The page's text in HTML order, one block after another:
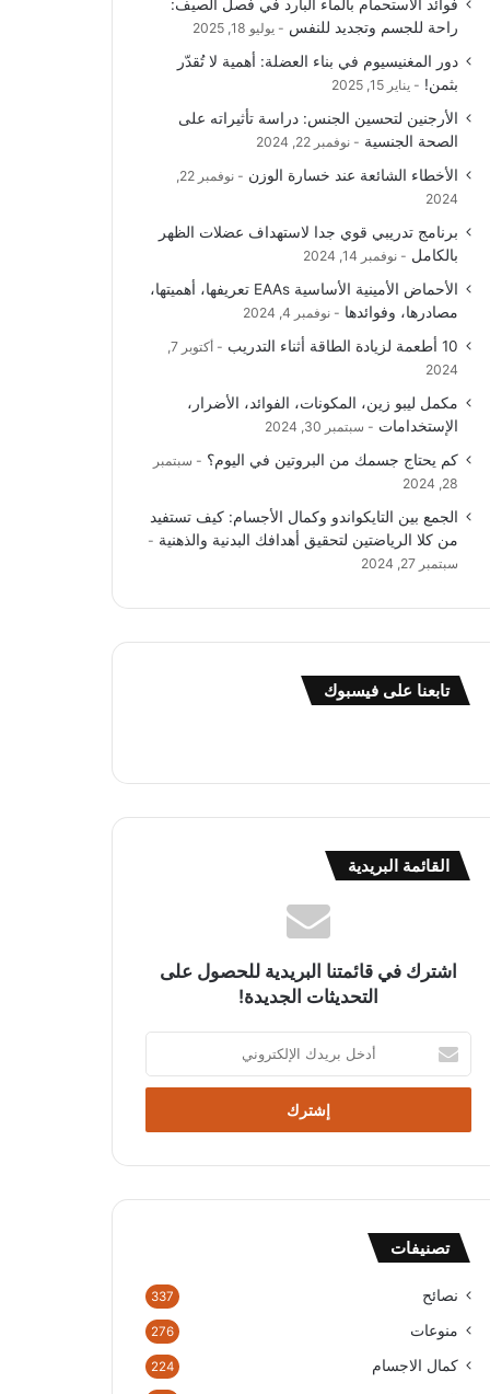
و
ك
T
u
b
e
ق
ر
ا
ا
ل
م
ع
R
فوائد الاستحمام بالماء البارد في فصل الصيف:
راحة للجسم وتجديد للنفس
يوليو 18, 2025
دور المغنيسيوم في بناء العضلة: أهمية لا تُقدّر
بثمن!
يناير 15, 2025
الأرجنين لتحسين الجنس: دراسة تأثيراته على
الصحة الجنسية
نوفمبر 22, 2024
الأخطاء الشائعة عند خسارة الوزن
نوفمبر 22,
2024
برنامج تدريبي قوي جدا لاستهداف عضلات الظهر
بالكامل
نوفمبر 14, 2024
الأحماض الأمينية الأساسية EAAs تعريفها، أهميتها،
مصادرها، وفوائدها
نوفمبر 4, 2024
10 أطعمة لزيادة الطاقة أثناء التدريب
أكتوبر 7,
2024
مكمل ليبو زين، المكونات، الفوائد، الأضرار،
الإستخدامات
سبتمبر 30, 2024
كم يحتاج جسمك من البروتين في اليوم؟
سبتمبر
28, 2024
الجمع بين التايكواندو وكمال الأجسام: كيف تستفيد
من كلا الرياضتين لتحقيق أهدافك البدنية والذهنية
سبتمبر 27, 2024
تابعنا على فيسبوك
القائمة البريدية
اشترك في قائمتنا البريدية للحصول على
التحديثات الجديدة!
خ
ب
د
إ
ت
تصنيفات
نصائح 337
منوعات 276
كمال الاجسام 224